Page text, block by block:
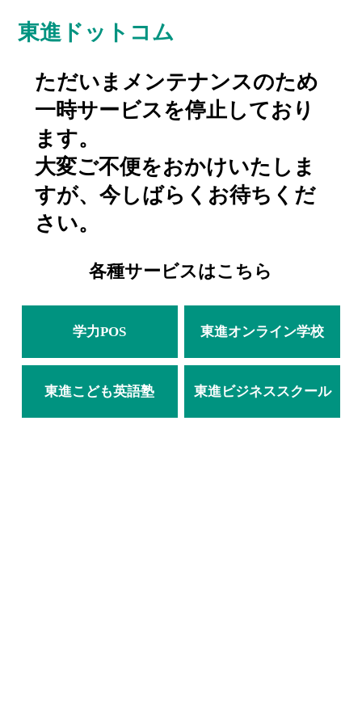
東進ドットコム
ただいまメンテナンスのため
一時サービスを停止しており
ます。
大変ご不便をおかけいたしま
すが、今しばらくお待ちくだ
さい。
各種サービスはこちら
学力POS 東進オンライン学校
東進こども英語塾 東進ビジネススクール